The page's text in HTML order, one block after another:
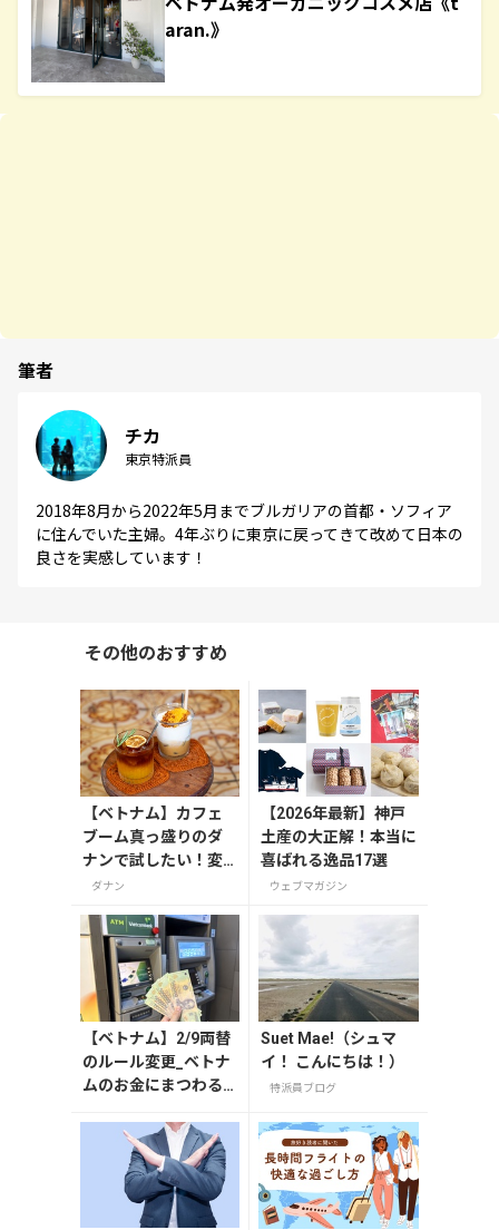
aran.》
筆者
チカ
東京特派員
2018年8月から2022年5月までブルガリアの首都・ソフィア
に住んでいた主婦。4年ぶりに東京に戻ってきて改めて日本の
良さを実感しています！
その他のおすすめ
【ベトナム】カフェ
ブーム真っ盛りのダ
ナンで試したい！変
わり種コーヒーメニ
ダナン
【2026年最新】神戸
土産の大正解！本当に
喜ばれる逸品17選
ウェブマガジン
【ベトナム】2/9両替
のルール変更_ベトナ
ムのお金にまつわる
Suet Mae!（シュマ
イ！ こんにちは！）
特派員ブログ